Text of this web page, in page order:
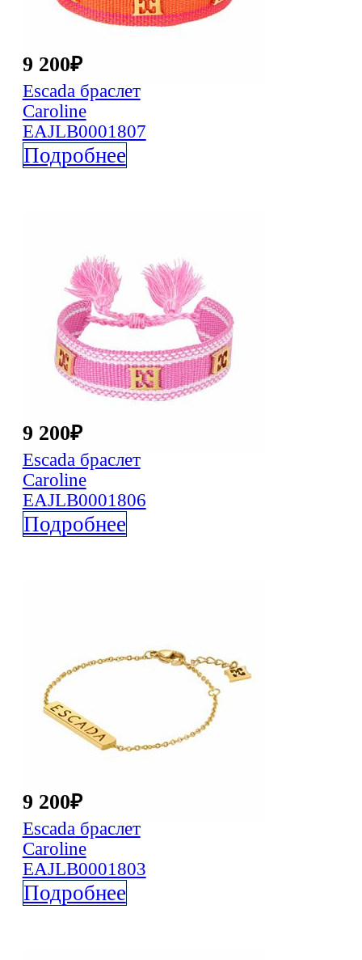
9 200₽
Escadaбраслет
Caroline
EAJLB0001807
Подробнее
9 200₽
Escadaбраслет
Caroline
EAJLB0001806
Подробнее
9 200₽
Escadaбраслет
Caroline
EAJLB0001803
Подробнее